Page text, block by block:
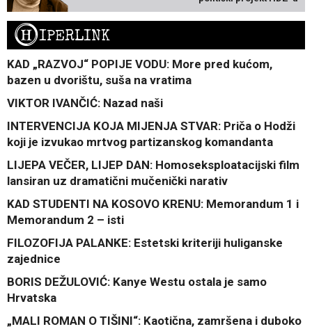
HIPERLINK
KAD „RAZVOJ“ POPIJE VODU: More pred kućom,
bazen u dvorištu, suša na vratima
VIKTOR IVANČIĆ: Nazad naši
INTERVENCIJA KOJA MIJENJA STVAR: Priča o Hodži
koji je izvukao mrtvog partizanskog komandanta
LIJEPA VEČER, LIJEP DAN: Homoseksploatacijski film
lansiran uz dramatični mučenički narativ
KAD STUDENTI NA KOSOVO KRENU: Memorandum 1 i
Memorandum 2 – isti
FILOZOFIJA PALANKE: Estetski kriteriji huliganske
zajednice
BORIS DEŽULOVIĆ: Kanye Westu ostala je samo
Hrvatska
„MALI ROMAN O TIŠINI“: Kaotična, zamršena i duboko